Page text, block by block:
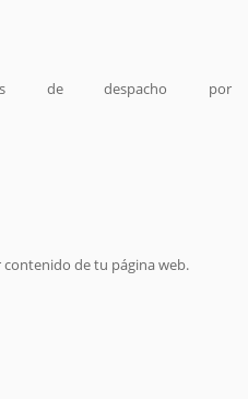
de despacho por
de tu página web.